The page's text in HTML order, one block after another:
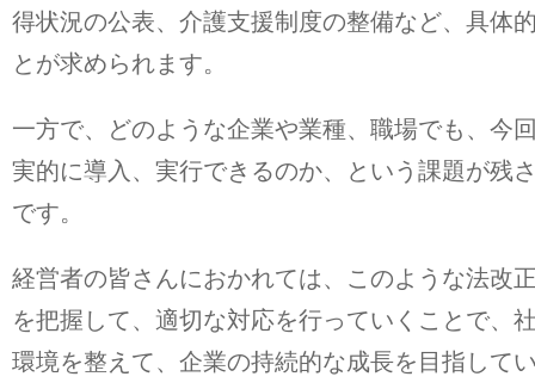
得状況の公表、介護支援制度の整備など、具体
とが求められます。
一方で、どのような企業や業種、職場でも、今
実的に導入、実行できるのか、という課題が残
です。
経営者の皆さんにおかれては、このような法改
を把握して、適切な対応を行っていくことで、
環境を整えて、企業の持続的な成長を目指して